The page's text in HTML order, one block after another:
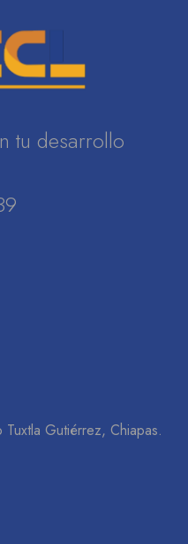
tu desarrollo
Gutiérrez, Chiapas.